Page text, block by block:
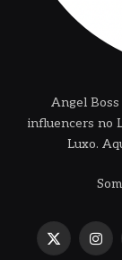
Angel
influencers no
Luxo.
X